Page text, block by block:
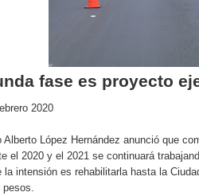
fase es proyecto
2020
Alberto López Hernández anunció que
el 2020 y el 2021 se continuará
la intensión es rehabilitarla hasta la
pesos.